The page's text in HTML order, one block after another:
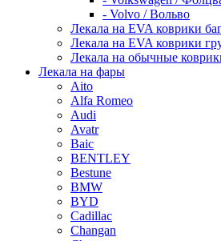
- Volvo / Вольво
Лекала на EVA коврики
Лекала на EVA коврики
Лекала на обычные
Лекала на фары
Aito
Alfa Romeo
Audi
Avatr
Baic
BENTLEY
Bestune
BMW
BYD
Cadillac
Changan